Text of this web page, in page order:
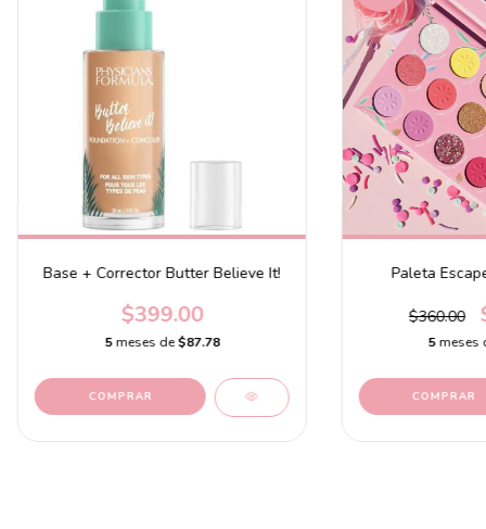
Base + Corrector Butter Believe It!
$399.00
5 meses de$87.78
COMPRAR
Paleta
$360.00
5meses